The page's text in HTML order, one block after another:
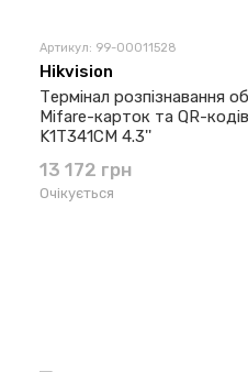
Артикул: 99-00011528
Hikvision
Термінал розпізнавання
Mifare-карток та QR-
K1T341CM 4.3''
13 172 грн
Очікується